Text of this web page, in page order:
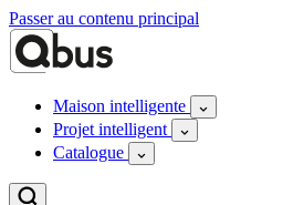
Passer au contenu principal
Maison intelligente
Projet intelligent
Catalogue